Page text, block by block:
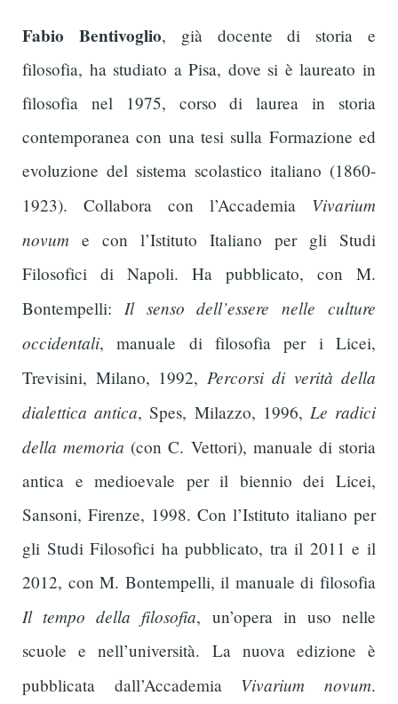
Fabio Bentivoglio, già docente di storia e
filosofia, ha studiato a Pisa, dove si è laureato in
filosofia nel 1975, corso di laurea in storia
contemporanea con una tesi sulla Formazione ed
evoluzione del sistema scolastico italiano (1860-
1923). Collabora con l’Accademia Vivarium
novum e con l’Istituto Italiano per gli Studi
Filosofici di Napoli. Ha pubblicato, con M.
Bontempelli: Il senso dell’essere nelle culture
occidentali, manuale di filosofia per i Licei,
Trevisini, Milano, 1992, Percorsi di verità della
dialettica antica, Spes, Milazzo, 1996, Le radici
della memoria (con C. Vettori), manuale di storia
antica e medioevale per il biennio dei Licei,
Sansoni, Firenze, 1998. Con l’Istituto italiano per
gli Studi Filosofici ha pubblicato, tra il 2011 e il
2012, con M. Bontempelli, il manuale di filosofia
Il tempo della filosofia, un’opera in uso nelle
scuole e nell’università. La nuova edizione è
pubblicata dall’Accademia Vivarium novum.